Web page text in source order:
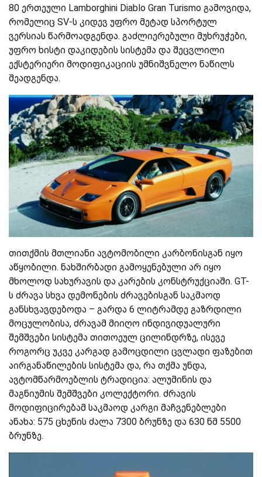
80 ერთეული Lamborghini Diablo Gran Turismo გამოვიდა,
რომელიც SV-ს კიდევ უფრო მეტად სპორტულ
ვერსიას წარმოადგენდა. გაძლიერებული მუხრუჭები,
უფრო ხისტი დაკიდების სისტემა და შეცვლილი
ექსტერიერი მოდიფიკაციის უმნიშვნელო ნაწილს
შეადგენდა.
თითქმის მთლიანი ავტომობილი კარბონისგან იყო
აწყობილი. ნახშირბადი გამოყენებული არ იყო
მხოლოდ სახურავის და კარების კონსტრუქციაში. GT-
ს ძრავა სხვა დემონების ძრავებისგან საკმაოდ
განსხვავდებოდა – გარდა 6 ლიტრამდე გაზრდილი
მოცულობისა, ძრავამ მიიღო ინდივიდუალური
შემშვები სისტემა თითოეულ ცილინდრზე, ისევე
როგორც უკვე კარგად გამოცდილი ცვლადი ფაზებით
აირგანაწილების სისტემა და, რა თქმა უნდა,
ავტომწარმოებლის ტრადიცია: ალუმინის და
მაგნიუმის შემშვები კოლექტორი. ძრავის
მოდიფიცირებამ საკმაოდ კარგი მაჩვენებლები
ანახა: 575 ცხენის ძალა 7300 ბრუნზე და 630 ნმ 5500
ბრუნზე.